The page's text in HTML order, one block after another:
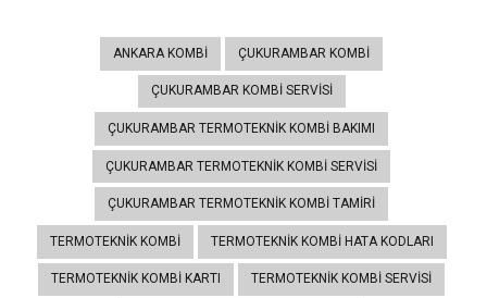
ANKARA KOMBI ÇUKURAMBAR KOMBI
ÇUKURAMBAR KOMBI SERVISI
ÇUKURAMBAR TERMOTEKNIK KOMBI BAKIMI
ÇUKURAMBAR TERMOTEKNIK KOMBI SERVISI
ÇUKURAMBAR TERMOTEKNIK KOMBI TAMIRI
TERMOTEKNIK KOMBI TERMOTEKNIK KOMBI HATA KODLARI
TERMOTEKNIK KOMBI KARTI TERMOTEKNIK KOMBI SERVISI